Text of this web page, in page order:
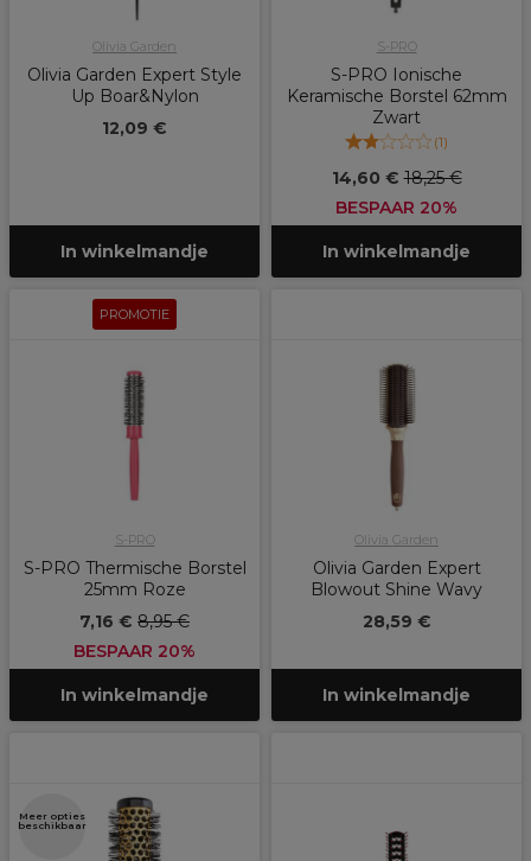
Olivia Garden
Olivia Garden Expert Style
Up Boar&Nylon
12,09 €
In winkelmandje
S-PRO
S-PRO Ionische
Keramische Borstel 62mm
Zwart
(1)
14,60 €18,25 €
BESPAAR 20%
In winkelmandje
PROMOTIE
S-PRO
S-PRO Thermische Borstel
25mm Roze
7,16 € 8,95 €
BESPAAR 20%
In winkelmandje
Olivia Garden
Olivia Garden Expert
Blowout Shine Wavy
28,59 €
In winkelmandje
Meer opties
beschikbaar